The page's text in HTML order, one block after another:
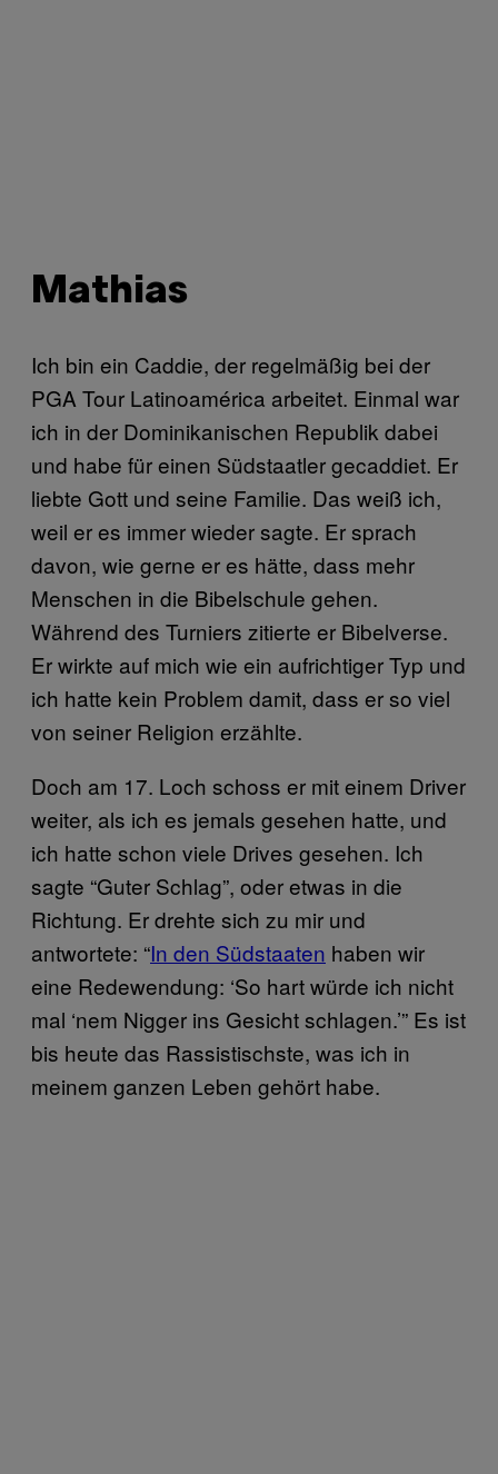
Mathias
Ich bin ein Caddie, der regelmäßig bei der
PGA Tour Latinoamérica arbeitet. Einmal war
ich in der Dominikanischen Republik dabei
und habe für einen Südstaatler gecaddiet. Er
liebte Gott und seine Familie. Das weiß ich,
weil er es immer wieder sagte. Er sprach
davon, wie gerne er es hätte, dass mehr
Menschen in die Bibelschule gehen.
Während des Turniers zitierte er Bibelverse.
Er wirkte auf mich wie ein aufrichtiger Typ und
ich hatte kein Problem damit, dass er so viel
von seiner Religion erzählte.
Doch am 17. Loch schoss er mit einem Driver
weiter, als ich es jemals gesehen hatte, und
ich hatte schon viele Drives gesehen. Ich
sagte “Guter Schlag”, oder etwas in die
Richtung. Er drehte sich zu mir und
antwortete: “In den Südstaaten haben wir
eine Redewendung: ‘So hart würde ich nicht
mal ‘nem Nigger ins Gesicht schlagen.’” Es ist
bis heute das Rassistischste, was ich in
meinem ganzen Leben gehört habe.